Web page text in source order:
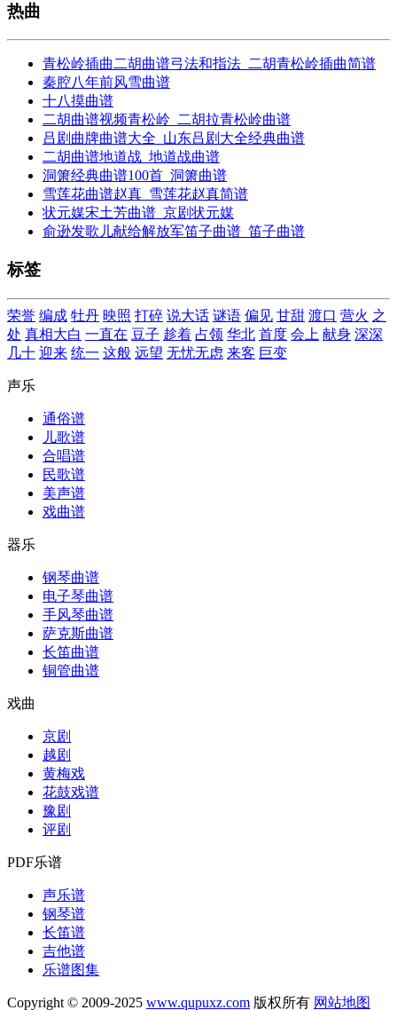
热曲
青松岭插曲二胡曲谱弓法和指法_二胡青松岭插曲简谱
秦腔八年前风雪曲谱
十八摸曲谱
二胡曲谱视频青松岭_二胡拉青松岭曲谱
吕剧曲牌曲谱大全_山东吕剧大全经典曲谱
二胡曲谱地道战_地道战曲谱
洞箫经典曲谱100首_洞箫曲谱
雪莲花曲谱赵真_雪莲花赵真简谱
状元媒宋土芳曲谱_京剧状元媒
俞逊发歌儿献给解放军笛子曲谱_笛子曲谱
标签
荣誉 编成 牡丹 映照 打碎 说大话 谜语 偏见 甘甜 渡口 营火 之
处 真相大白 一直在 豆子 趁着 占领 华北 首度 会上 献身 深深
几十 迎来 统一 这般 远望 无忧无虑 来客 巨变
声乐
通俗谱
儿歌谱
合唱谱
民歌谱
美声谱
戏曲谱
器乐
钢琴曲谱
电子琴曲谱
手风琴曲谱
萨克斯曲谱
长笛曲谱
铜管曲谱
戏曲
京剧
越剧
黄梅戏
花鼓戏谱
豫剧
评剧
PDF乐谱
声乐谱
钢琴谱
长笛谱
吉他谱
乐谱图集
Copyright © 2009-2025 www.qupuxz.com 版权所有 网站地图